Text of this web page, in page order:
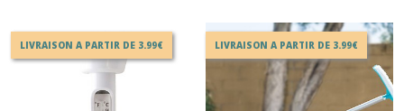
LIVRAISON A PARTIR DE 3.99€ LIVRAISON A PARTIR DE 3.99€